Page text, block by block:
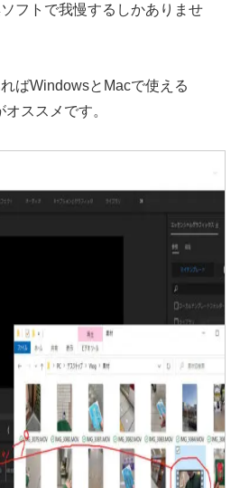
フトで我慢するしかありませ
ばWindowsとMacで使える
オススメです。